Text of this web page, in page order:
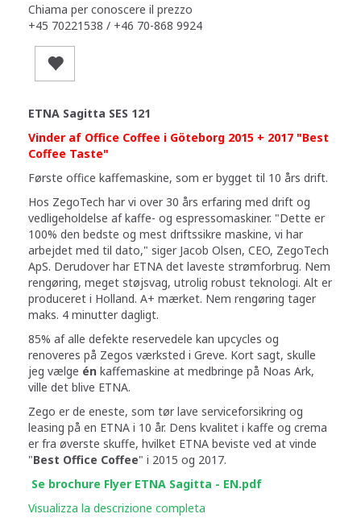
Chiama per conoscere il prezzo
+45 70221538 / +46 70-868 9924
ETNA Sagitta SES 121
Vinder af Office Coffee i Göteborg 2015 + 2017 "Best
Coffee Taste"
Første office kaffemaskine, som er bygget til 10 års drift.
Hos ZegoTech har vi over 30 års erfaring med drift og
vedligeholdelse af kaffe- og espressomaskiner. "Dette er
100% den bedste og mest driftssikre maskine, vi har
arbejdet med til dato," siger Jacob Olsen, CEO, ZegoTech
ApS. Derudover har ETNA det laveste strømforbrug. Nem
rengøring, meget støjsvag, utrolig robust teknologi. Alt er
produceret i Holland. A+ mærket. Nem rengøring tager
maks. 4 minutter dagligt.
85% af alle defekte reservedele kan upcycles og
renoveres på Zegos værksted i Greve. Kort sagt, skulle
jeg vælge én kaffemaskine at medbringe på Noas Ark,
ville det blive ETNA.
Zego er de eneste, som tør lave serviceforsikring og
leasing på en ETNA i 10 år. Dens kvalitet i kaffe og crema
er fra øverste skuffe, hvilket ETNA beviste ved at vinde
"Best Office Coffee" i 2015 og 2017.
Se brochure Flyer ETNA Sagitta - EN.pdf
Visualizza la descrizione completa